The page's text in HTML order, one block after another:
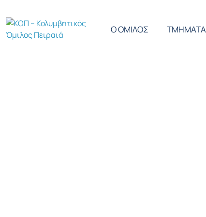
Ο ΟΜΙΛΟΣ ΤΜΗΜΑΤΑ